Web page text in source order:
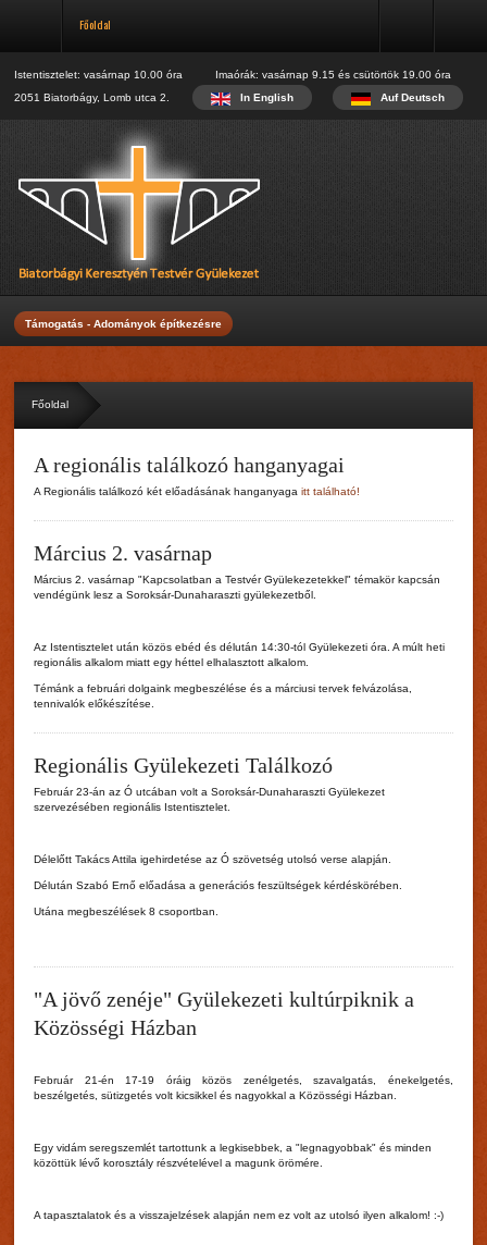
Főoldal
Májusi beszámoló
Júniusi beszámoló
Július
Szeptember
Október
Ifi találkozó
Regisztráció
Name:
Username:
E-mail:
Verify E-mail:
Verify Password:
Privacy policy*
Istentisztelet: vasárnap 10.00 óra Imaórák: vasárnap 9.15 és csütörtök 19.00 óra
2051 Biatorbágy, Lomb utca 2.
In English Auf Deutsch
Támogatás - Adományok építkezésre
Főoldal
A regionális találkozó hanganyagai
A Regionális találkozó két előadásának hanganyagaitt található!
Március 2. vasárnap
Március 2. vasárnap "Kapcsolatban a Testvér Gyülekezetekkel" témakör kapcsán
vendégünk lesz a Soroksár-Dunaharaszti gyülekezetből.
Az Istentisztelet után közös ebéd és délután 14:30-tól Gyülekezeti óra. A múlt heti
regionális alkalom miatt egy héttel elhalasztott alkalom.
Témánk a februári dolgaink megbeszélése és a márciusi tervek felvázolása,
tennivalók előkészítése.
Regionális Gyülekezeti Találkozó
Február 23-án az Ó utcában volt a Soroksár-Dunaharaszti Gyülekezet
szervezésében regionális Istentisztelet.
Délelőtt Takács Attila igehirdetése az Ó szövetség utolsó verse alapján.
Délután Szabó Ernő előadása a generációs feszültségek kérdéskörében.
Utána megbeszélések 8 csoportban.
"A jövő zenéje" Gyülekezeti kultúrpiknik a
Közösségi Házban
Február 21-én 17-19 óráig közös zenélgetés, szavalgatás, énekelgetés,
beszélgetés, sütizgetés volt kicsikkel és nagyokkal a Közösségi Házban.
Egy vidám seregszemlét tartottunk a legkisebbek, a "legnagyobbak" és minden
közöttük lévő korosztály részvételével a magunk örömére.
A tapasztalatok és a visszajelzések alapján nem ez volt az utolsó ilyen alkalom! :-)